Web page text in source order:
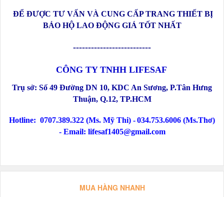
ĐỂ ĐƯỢC TƯ VẤN VÀ CUNG CẤP TRANG THIẾT BỊ
BẢO HỘ LAO ĐỘNG GIÁ TỐT NHẤT
--------------------------
CÔNG TY TNHH LIFESAF
Trụ sở: Số 49 Đường DN 10, KDC An Sương, P.Tân Hưng
Thuận, Q.12, TP.HCM
Hotline: 0707.389.322 (Ms. Mỹ Thi) -034.753.6006 (Ms.Thơ)
- Email: lifesaf1405@gmail.com
MUA HÀNG NHANH